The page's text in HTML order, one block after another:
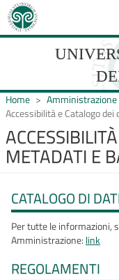
Salta
contenuto
UNIVERSIT�
DEGLI
STUDI
Home
Accessibilità e Catalogo
METADATI E
CATALOGO DI
Per tutte le informazioni,
Amministrazione: link
REGOLAMENTI